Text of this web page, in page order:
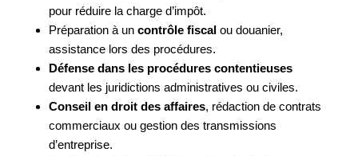
pour réduire la charge d’impôt.
Préparation à un contrôle fiscalou douanier,
assistance lors des procédures.
Défense dans les procédures contentieuses
devant les juridictions administratives ou civiles.
Conseil en droit des affaires, rédaction de contrats
commerciaux ou gestion des transmissions
d’entreprise.